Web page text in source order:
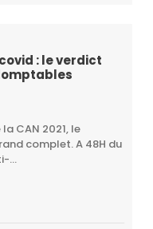
: le verdict
CAN 2021, le
complet. A 48H du
...